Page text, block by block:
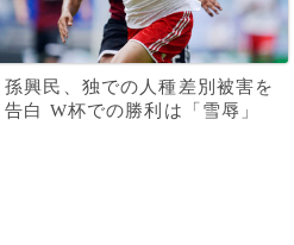
孫興民、独での人種差別被害を
告白 W杯での勝利は「雪辱」